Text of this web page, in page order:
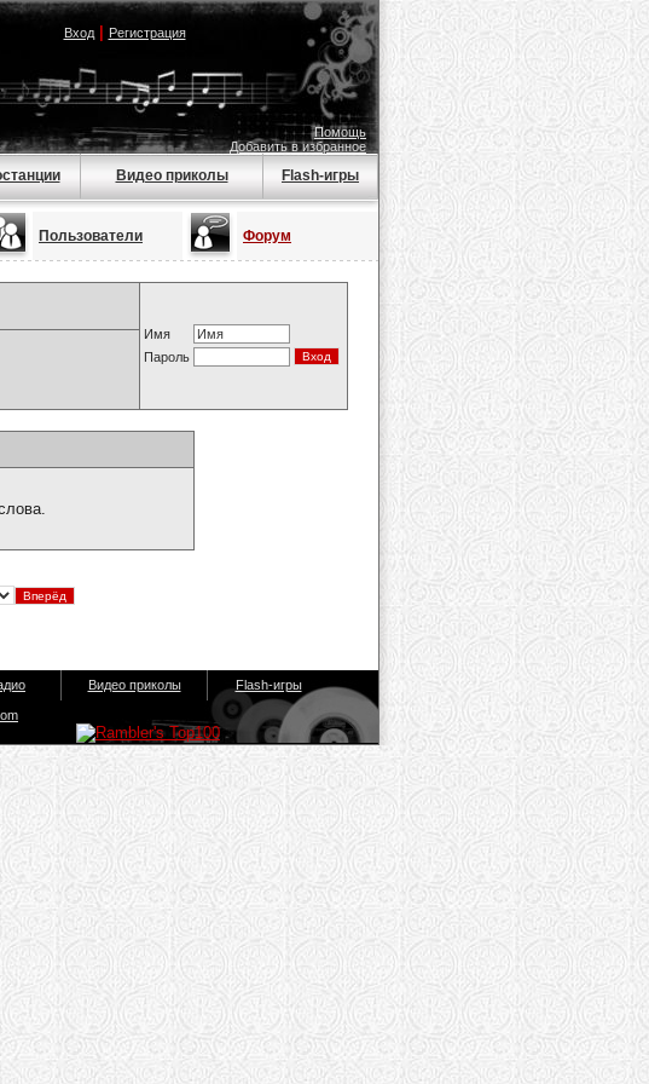
Вход| Регистрация
Помощь
Добавить в избранное
Видео приколы Flash-игры
Пользователи Форум
Имя
Пароль
Видео приколы Flash-игры